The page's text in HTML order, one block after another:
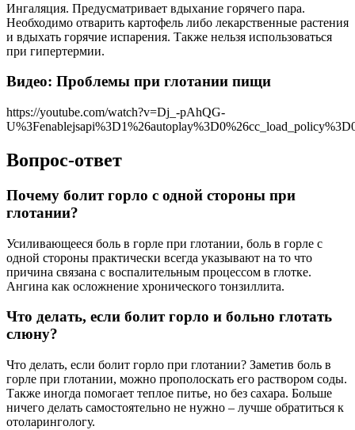
Ингаляция. Предусматривает вдыхание горячего пара.
Необходимо отварить картофель либо лекарственные растения
и вдыхать горячие испарения. Также нельзя использоваться
при гипертермии.
Видео: Проблемы при глотании пищи
https://youtube.com/watch?v=Dj_-pAhQG-
Вопрос-ответ
Почему болит горло с одной стороны при
глотании?
Усиливающееся боль в горле при глотании, боль в горле с
одной стороны практически всегда указывают на то что
причина связана с воспалительным процессом в глотке.
Ангина как осложнение хронического тонзиллита.
Что делать, если болит горло и больно глотать
слюну?
Что делать, если болит горло при глотании? Заметив боль в
горле при глотании, можно прополоскать его раствором соды.
Также иногда помогает теплое питье, но без сахара. Больше
ничего делать самостоятельно не нужно – лучше обратиться к
отоларингологу.